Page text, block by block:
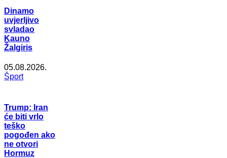
Dinamo
uvjerljivo
svladao
Kauno
Žalgiris
05.08.2026.
Šport
Trump: Iran
će biti vrlo
teško
pogođen ako
ne otvori
Hormuz